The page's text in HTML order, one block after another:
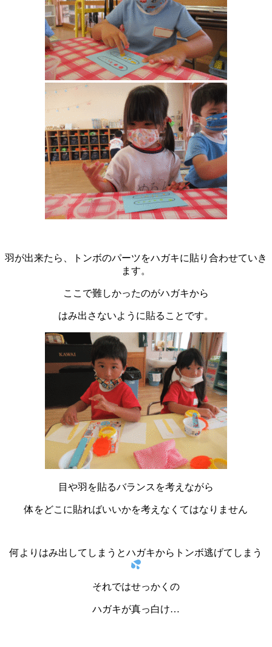
羽が出来たら、トンボのパーツをハガキに貼り合わせていき
ます。
ここで難しかったのがハガキから
はみ出さないように貼ることです。
目や羽を貼るバランスを考えながら
体をどこに貼ればいいかを考えなくてはなりません
何よりはみ出してしまうとハガキからトンボ逃げてしまう
それではせっかくの
ハガキが真っ白け…